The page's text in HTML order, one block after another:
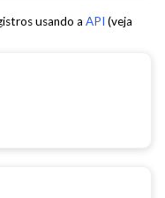
usando a API (veja